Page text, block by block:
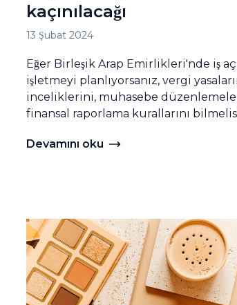
11 Hikaye
kaçınılacağı
13 Şubat 2024
Eğer Birleşik Arap Emirlikleri'nde iş
işletmeyi planlıyorsanız, vergi
inceliklerini, muhasebe
finansal raporlama kurallarını
Devamını oku Büyük vergi
Devamını oku